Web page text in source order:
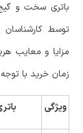
باتری سخت و
توسط کارشناسان
مزایا و معایب
زمان خرید با
ویژگی